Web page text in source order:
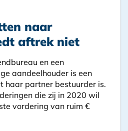
naar
aftrek niet
en een
aandeelhouder is een
haar partner bestuurder is.
die zij in 2020 wil
vordering van ruim €